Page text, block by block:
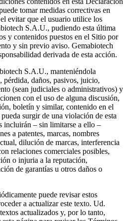
tomar medidas correctivas en
evitar que el usuario utilice los
S.A.U., pudiendo esta última
y contenidos puestos en el Sitio por
y sin previo aviso. Gemabiotech
derivada de esta acción.
S.A.U., manteniéndola
pérdida, daños, pasivos, juicio,
(sean judiciales o administrativos) y
con el uso de alguna discusión,
boletín y similar, contenido en el
surgir de una violación de esta
incluirán – sin limitarse a ello –
a patentes, marcas, nombres
dilución de marcas, interferencia
relaciones comerciales posibles,
o injuria a la reputación,
de garantías u otros daños o
puede revisar estos
a actualizar este texto. Ud.
actualizados y, por lo tanto,